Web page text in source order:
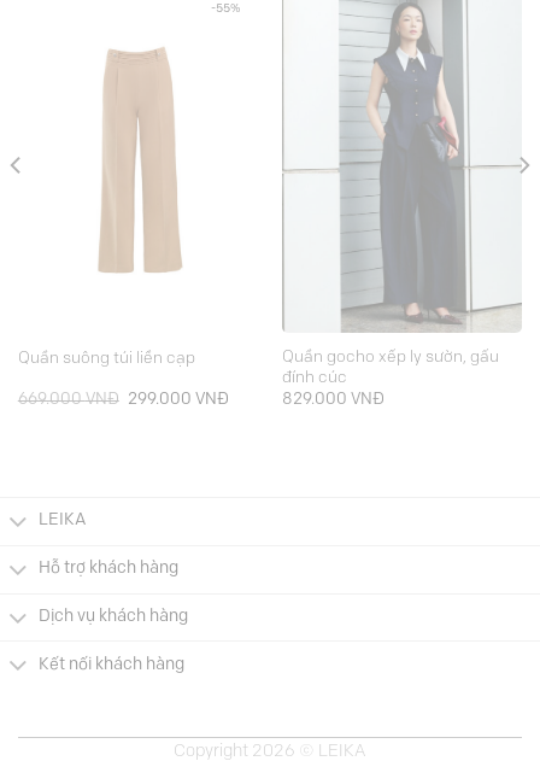
-55%
Quần suông túi liền cạp
669.000VNĐ
Giá
299.000 VNĐGiá
Quần gocho xếp ly sườn, gấu
đính cúc
829.000 VNĐ
LEIKA
Hỗ trợ khách hàng
Dịch vụ khách hàng
Kết nối khách hàng
Copyright 2026 © LEIKA